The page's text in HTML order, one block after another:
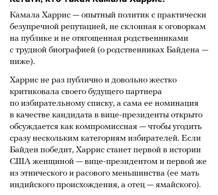
Камала Харрис — опытный политик с практически
безупречной репутацией, не склонная к оговоркам
на публике и не отягощенная родственниками
с трудной биографией (о родственниках Байдена —
ниже).
Харрис не раз публично и довольно жестко
критиковала своего будущего партнера
по избирательному списку, а сама ее номинация
в качестве кандидата в вице-президенты открыто
обсуждается как компромиссная — чтобы угодить
сразу нескольким категориям избирателей. Если
Байден победит, Харрис станет первой в истории
США женщиной — вице-президентом и первой же
из этнического и расового меньшинства (ее мать
индийского происхождения, а отец — ямайского).